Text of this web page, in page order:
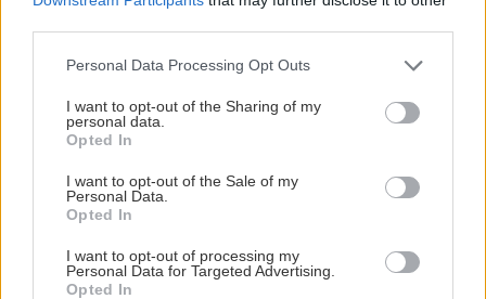
Please note that this website/app uses one or more Google
not limited to your visit or usage behaviour. You may click to
grant or deny consent to Google and its third-party tags to
use your data for below specified purposes in below Google
consent section.
Personal Data Processing Opt Outs
I want to opt-out of the Sharing of my
personal data.
Opted In
I want to opt-out of the Sale of my
Personal Data.
Opted In
I want to opt-out of processing my
Personal Data for Targeted Advertising.
Opted In
Ak potrebujete upiecť samotnú špargľu, rúru
vyhrejte na 200 °C. Kým sa rúra nahrieva,
očistené a vysušené stonky rozložte na plech
vystlaný papierom na pečenie, pokvapkajte ich
môžete pridať aj prelisované strúčiky cesnaku.
Vtedy je lepšie každú stonku špargle potrieť
osobitne. Špargľa by mala byť primerane
upečená už po 10 – 12 minútach.